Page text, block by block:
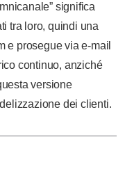
significa
tra loro, quindi una
e prosegue via e-mail
continuo, anziché
versione
dei clienti.